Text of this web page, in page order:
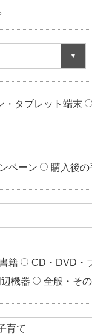
・タブレット端末
ペーン 購入後の
籍
CD・DVD・
機器
全般・そ